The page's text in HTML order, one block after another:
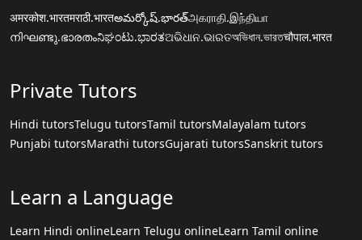
अमरकोश.भारतमराठी.भारतఅమర్కోష్.భారత్அகராதி.இந்தியா
നിഘണ്ടു.ഭാരതംನಿಘಂಟು.ಭಾರತଅଭିଧାନ.ଭାରତঅভিধান.ভারতचौपाल.भारत
Private Tutors
Hindi tutorsTelugu tutorsTamil tutorsMalayalam tutors
Punjabi tutorsMarathi tutorsGujarati tutorsSanskrit tutors
Learn a Language
Learn Hindi onlineLearn Telugu onlineLearn Tamil online